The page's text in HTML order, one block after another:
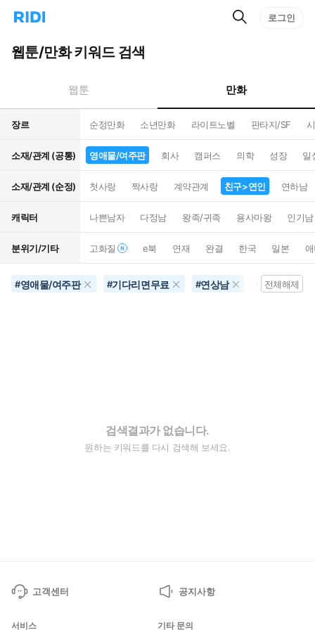
리
홈
으
턴
트
검
로그인
웹툰/만화 키워드 검색
웹툰 만화
장르 순정만화 소년만화 라이트노벨 판타지/SF
소재/관계 (공통) 영애물/여주판 회사 캠퍼스 의학 성장 일
소재/관계 (순정) 첫사랑 짝사랑 계약관계 친구>연인 연하남
캐릭터 나쁜남자 다정남 왕족/귀족 용사마왕 인기남
분위기/기타 고화질 e북 연재 완결 한국 일본
#영애물/여주판 #기다리면무료 #연상남 코믹물
전체해제
검색결과가 없습니다.
원하는 키워드를 다시 검색해 보세요.
고객센터 공지사항
서비스 기타 문의